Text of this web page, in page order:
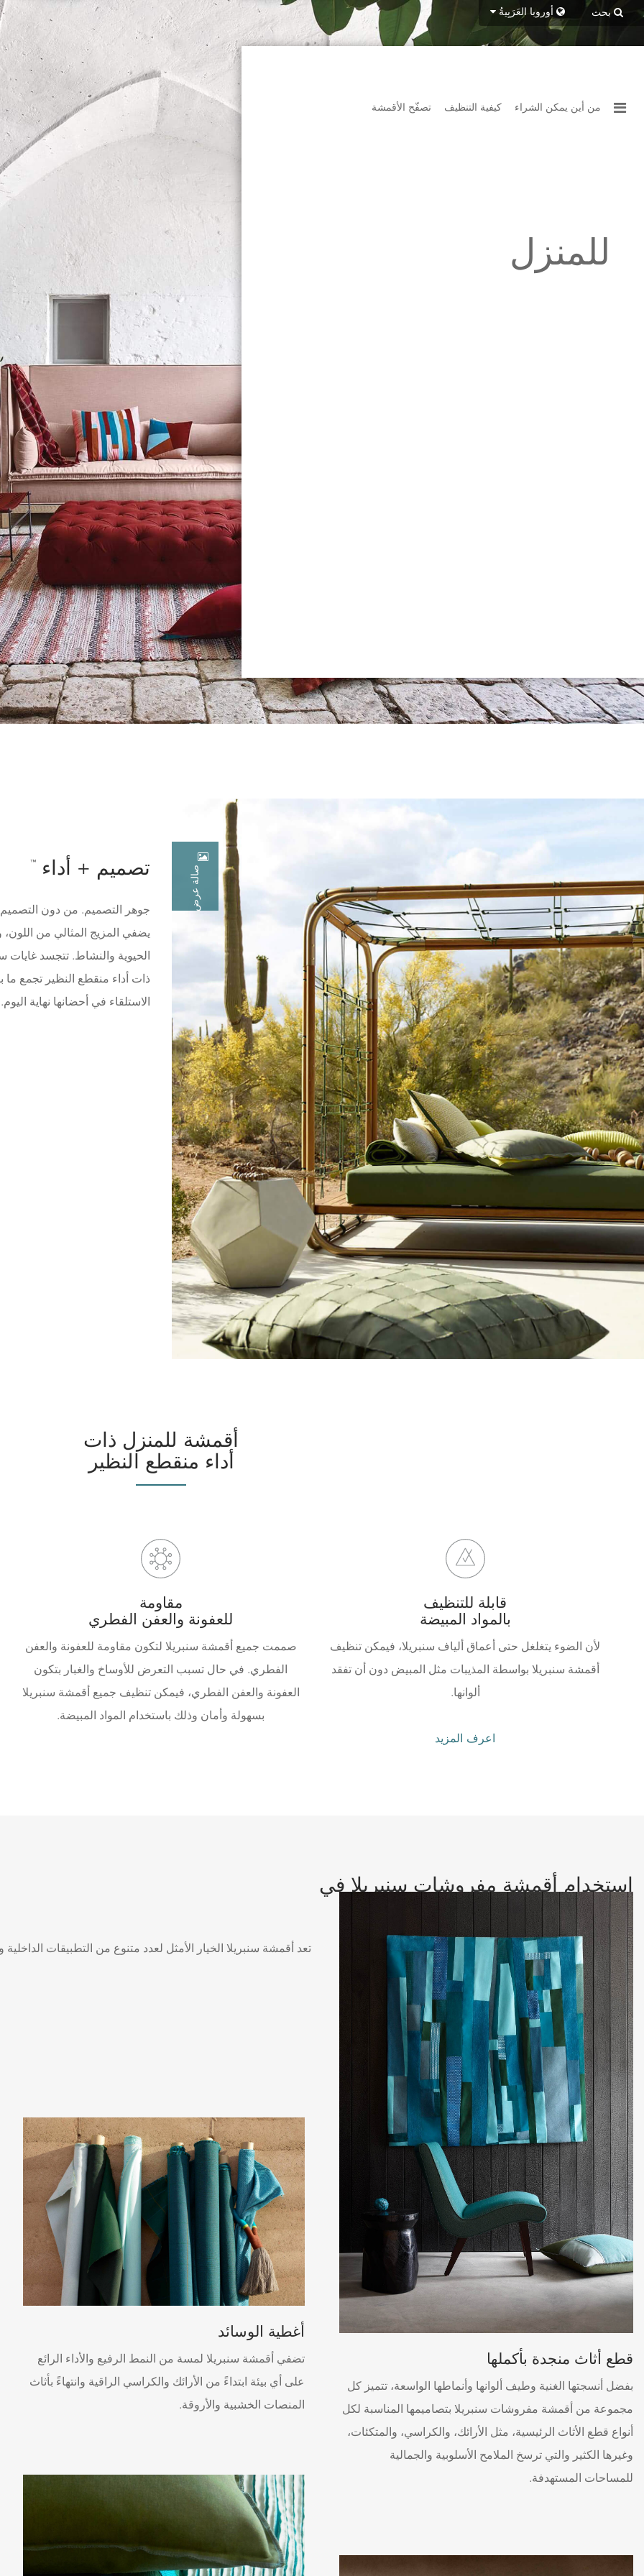
بحث أوروبا العَرَبِيةُ
تصفّح الأقمشة كيفية التنظيف من أين يمكن الشراء
للمنزل
تصميم + أداء ™
جوهر التصميم. من دون التصميم
يضفي المزيج المثالي من
الحيوية والنشاط. تتجسد غايات
ذات أداء منقطع النظير تجمع ما
الاستلقاء في أحضانها نهاية اليوم.
صالة عرض
أقمشة للمنزل ذات
أداء منقطع النظير
مقاومة
للعفونة والعفن الفطري
صممت جميع أقمشة سنبريلا لتكون مقاومة للعفونة والعفن
الفطري. في حال تسبب التعرض للأوساخ والغبار بتكون
العفونة والعفن الفطري، فيمكن تنظيف جميع أقمشة سنبريلا
بسهولة وأمان وذلك باستخدام المواد المبيضة.
قابلة للتنظيف
بالمواد المبيضة
لأن الضوء يتغلغل حتى أعماق ألياف سنبريلا، فيمكن تنظيف
أقمشة سنبريلا بواسطة المذيبات مثل المبيض دون أن تفقد
ألوانها.
اعرف المزيد
استخدام أقمشة مفروشات سنبريلا في
الداخل وفي الهواء الطلق
تعد أقمشة سنبريلا الخيار الأمثل لعدد متنوع من التطبيقات
أغطية الوسائد
تضفي أقمشة سنبريلا لمسة من النمط الرفيع والأداء الرائع
على أي بيئة ابتداءً من الأرائك والكراسي الراقية وانتهاءً بأثاث
المنصات الخشبية والأروقة.
قطع أثاث منجدة بأكملها
بفضل أنسجتها الغنية وطيف ألوانها وأنماطها الواسعة، تتميز كل
مجموعة من أقمشة مفروشات سنبريلا بتصاميمها المناسبة لكل
أنواع قطع الأثاث الرئيسية، مثل الأرائك، والكراسي، والمتكئات،
وغيرها الكثير والتي ترسخ الملامح الأسلوبية والجمالية
للمساحات المستهدفة.